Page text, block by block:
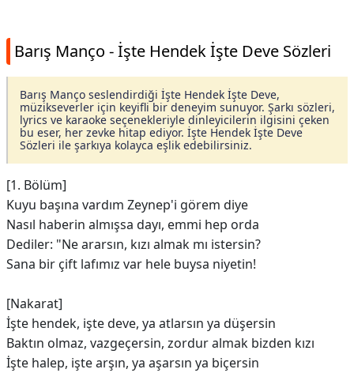
Barış Manço - İşte Hendek İşte Deve Sözleri
Barış Manço seslendirdiği İşte Hendek İşte Deve,
müzikseverler için keyifli bir deneyim sunuyor. Şarkı sözleri,
lyrics ve karaoke seçenekleriyle dinleyicilerin ilgisini çeken
bu eser, her zevke hitap ediyor. İşte Hendek İşte Deve
Sözleri ile şarkıya kolayca eşlik edebilirsiniz.
[1. Bölüm]
Kuyu başına vardım Zeynep'i görem diye
Nasıl haberin almışsa dayı, emmi hep orda
Dediler: "Ne ararsın, kızı almak mı istersin?
Sana bir çift lafımız var hele buysa niyetin!
[Nakarat]
İşte hendek, işte deve, ya atlarsın ya düşersin
Baktın olmaz, vazgeçersin, zordur almak bizden kızı
İşte halep, işte arşın, ya aşarsın ya biçersin